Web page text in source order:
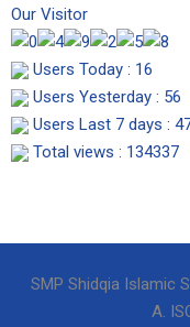
s
t
a
r
a
c
e
b
o
k
t
Our Visitor
Users Today : 16
Users Yesterday : 56
Users Last 7 days :
Total views : 134337
SMP Shidqia Islamic
A.